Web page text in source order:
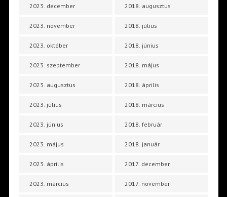
2023. december
2023. november
2023. október
2023. szeptember
2023. augusztus
2023. július
2023. június
2023. május
2023. április
2023. március
2018. augusztus
2018. július
2018. június
2018. május
2018. április
2018. március
2018. február
2018. január
2017. december
2017. november